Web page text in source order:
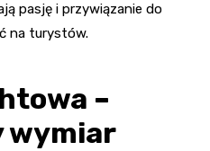
pasję i przywiązanie do
na turystów.
–
wymiar